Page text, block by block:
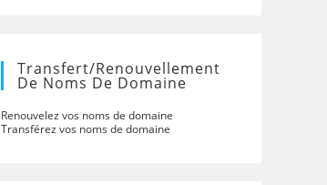
Transfert/renouvellement
De Noms De Domaine
Renouvelez vos noms de domaine
Transférez vos noms de domaine